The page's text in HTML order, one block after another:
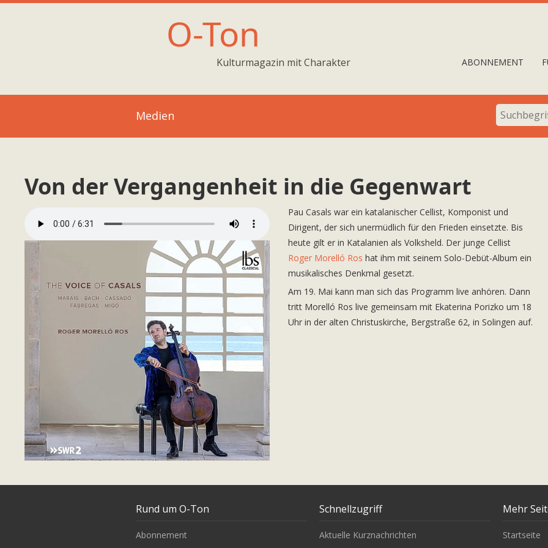
O-Ton
Kulturmagazin mit Charakter ABONNEMENT
Medien
Von der Vergangenheit in die Gegenwart
Pau Casals war ein katalanischer Cellist, Komponist und
Dirigent, der sich unermüdlich für den Frieden einsetzte. Bis
heute gilt er in Katalanien als Volksheld. Der junge Cellist
Roger Morelló Ros hat ihm mit seinem Solo-Debüt-Album ein
musikalisches Denkmal gesetzt.
Am 19. Mai kann man sich das Programm live anhören. Dann
tritt Morelló Ros live gemeinsam mit Ekaterina Porizko um 18
Uhr in der alten Christuskirche, Bergstraße 62, in Solingen auf.
Rund um O-Ton
Abonnement
Schnellzugriff
Aktuelle Kurznachrichten
Mehr
Startseite